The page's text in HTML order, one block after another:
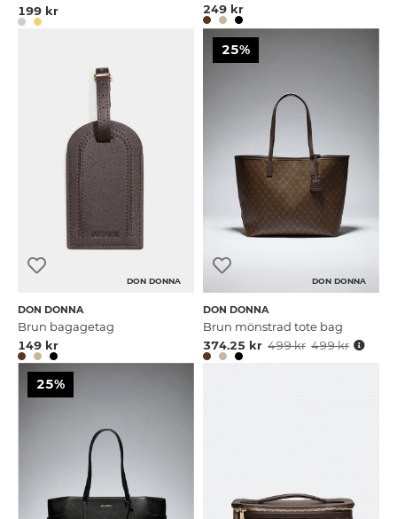
199 kr
249 kr
DON DONNA
DON DONNA
Brun bagagetag
149 kr
25%
DON DONNA
DON DONNA
Brun mönstrad tote bag
374.25 kr 499 kr 499 kr
25%